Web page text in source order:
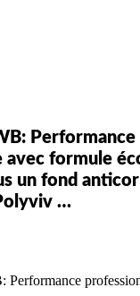
Performance
avec formule
un fond
…
Performance